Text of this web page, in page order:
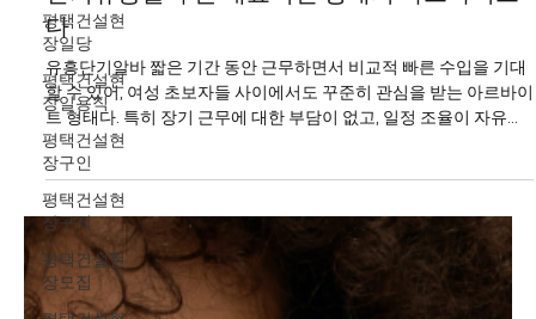
평택건설현
장일당
평택건설현
장일용직
평택건설현
장구인
평택건설현
장구직
평택건설현
장모집
단기유흥알바 는 대표적인 형태의 아르바이트
다
유흥단기알바 짧은 기간 동안 근무하면서 비교적 빠른 수입을 기대
할 수 있어, 여성 초보자들 사이에서도 꾸준히 관심을 받는 아르바이
트 형태다. 특히 장기 근무에 대한 부담이 없고, 일정 조율이 자유롭
다는 점에서 처음 유흥알바를 고민하는 사람들에게 현실적인 선택
지로 여겨진다. 최근에는 단기 근무를 전제로 한 구인 공고가 늘어나
면서, 단기유흥알바 초보자도 비교적 쉽게 정보를 접할 수 있는 환경
이 만들어졌다. 단기유흥알바 구인구직 여성 초보자가 유흥단기알
바를 선택하는 가장 큰 이유는 근무 기간의 짧음 이다. 하루나 며칠
단위로 근무가 가능해 “해보고 안 맞으면 그만두자”라는 가벼운 마